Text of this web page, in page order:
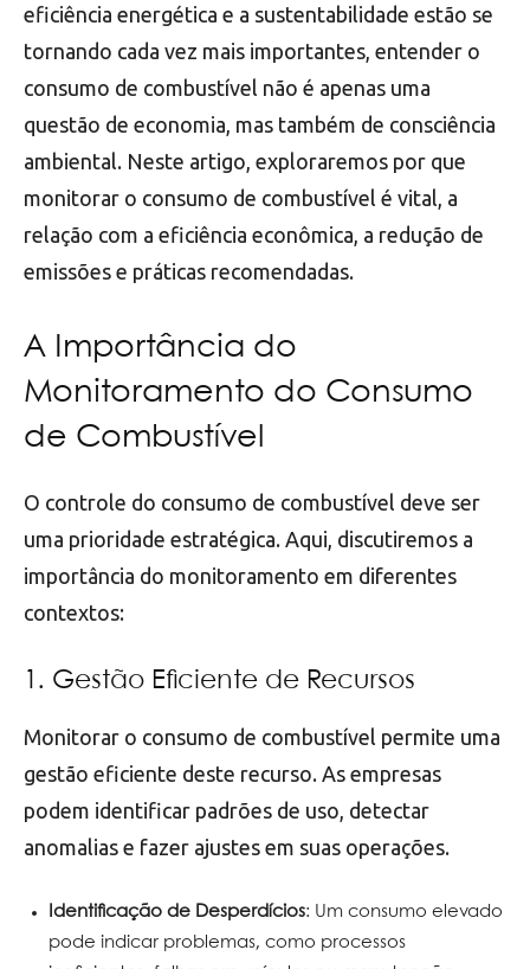
eficiência energética e a sustentabilidade estão se
tornando cada vez mais importantes, entender o
consumo de combustível não é apenas uma
questão de economia, mas também de consciência
ambiental. Neste artigo, exploraremos por que
monitorar o consumo de combustível é vital, a
relação com a eficiência econômica, a redução de
emissões e práticas recomendadas.
A Importância do
Monitoramento do Consumo
de Combustível
O controle do consumo de combustível deve ser
uma prioridade estratégica. Aqui, discutiremos a
importância do monitoramento em diferentes
contextos:
1. Gestão Eficiente de Recursos
Monitorar o consumo de combustível permite uma
gestão eficiente deste recurso. As empresas
podem identificar padrões de uso, detectar
anomalias e fazer ajustes em suas operações.
Identificação de Desperdícios: Um consumo elevado
pode indicar problemas, como processos